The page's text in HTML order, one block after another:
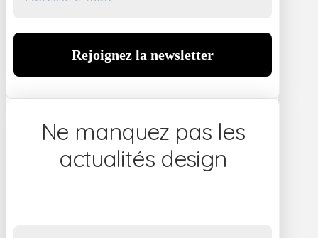
Ne manquez pas les
actualités design